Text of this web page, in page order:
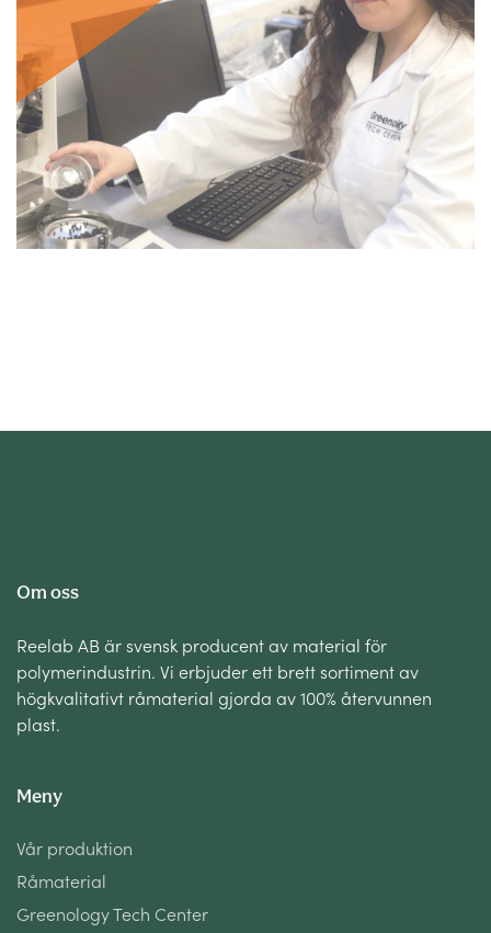
Om oss
Reelab AB är svensk producent av material för
polymerindustrin. Vi erbjuder ett brett sortiment av
högkvalitativt råmaterial gjorda av 100% återvunnen
plast.
Meny
Vår produktion
Råmaterial
Greenology Tech Center